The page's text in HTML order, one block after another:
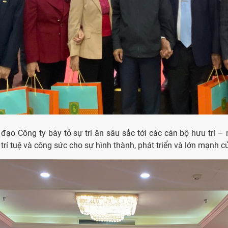
Công ty bày tỏ sự tri ân sâu sắc tới các cán bộ hưu trí –
tuệ và công sức cho sự hình thành, phát triển và lớn mạnh